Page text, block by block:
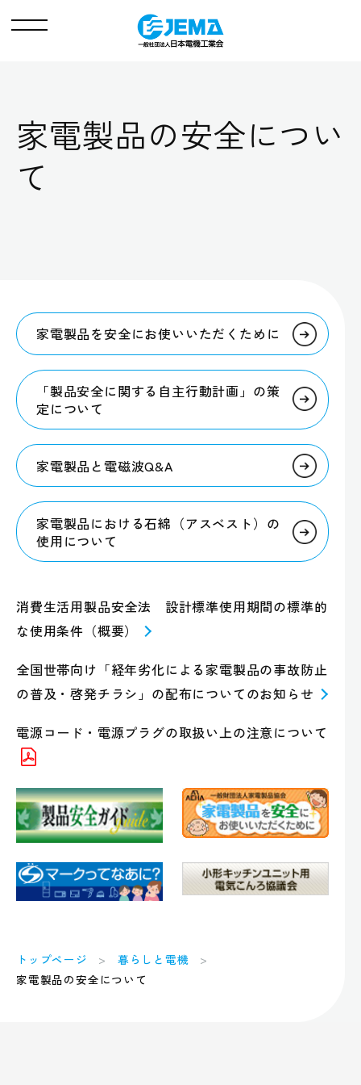
メ
家電製品の安全につい
て
家電製品を安全にお使いいただくために
「製品安全に関する自主行動計画」の策
定について
家電製品と電磁波Q&A
家電製品における石綿（アスベスト）の
使用について
消費生活用製品安全法 設計標準使用期間の標準的
な使用条件（概要）
全国世帯向け「経年劣化による家電製品の事故防止
の普及・啓発チラシ」の配布についてのお知らせ
電源コード・電源プラグの取扱い上の注意について
トップページ
暮らしと電機
家電製品の安全について